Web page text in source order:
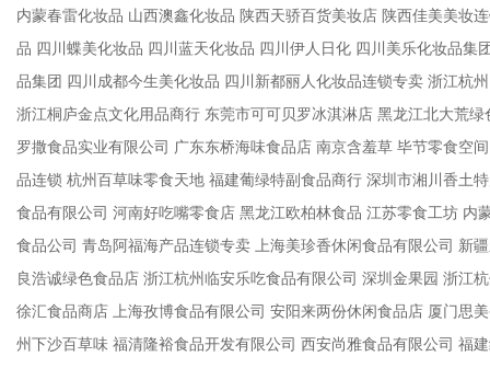
内蒙春雷化妆品 山西澳鑫化妆品 陕西天骄百货美妆店 陕西佳美美妆
品 四川蝶美化妆品 四川蓝天化妆品 四川伊人日化 四川美乐化妆品集
品集团 四川成都今生美化妆品 四川新都丽人化妆品连锁专卖 浙江杭
浙江桐庐金点文化用品商行 东莞市可可贝罗冰淇淋店 黑龙江北大荒
罗撒食品实业有限公司 广东东桥海味食品店 南京含羞草 毕节零食空
品连锁 杭州百草味零食天地 福建葡绿特副食品商行 深圳市湘川香土
食品有限公司 河南好吃嘴零食店 黑龙江欧柏林食品 江苏零食工坊 内
食品公司 青岛阿福海产品连锁专卖 上海美珍香休闲食品有限公司 新
良浩诚绿色食品店 浙江杭州临安乐吃食品有限公司 深圳金果园 浙江
徐汇食品商店 上海孜博食品有限公司 安阳来两份休闲食品店 厦门思
州下沙百草味 福清隆裕食品开发有限公司 西安尚雅食品有限公司 福